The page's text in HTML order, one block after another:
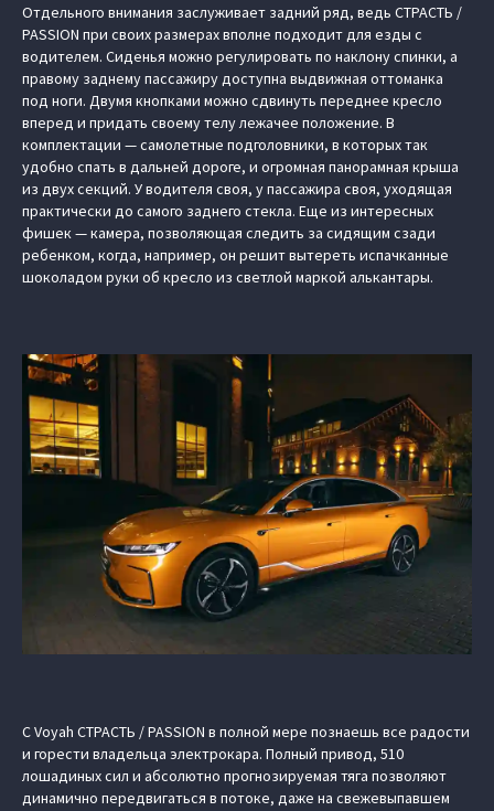
Отдельного внимания заслуживает задний ряд, ведь СТРАСТЬ /
PASSION при своих размерах вполне подходит для езды с
водителем. Сиденья можно регулировать по наклону спинки, а
правому заднему пассажиру доступна выдвижная оттоманка
под ноги. Двумя кнопками можно сдвинуть переднее кресло
вперед и придать своему телу лежачее положение. В
комплектации — самолетные подголовники, в которых так
удобно спать в дальней дороге, и огромная панорамная крыша
из двух секций. У водителя своя, у пассажира своя, уходящая
практически до самого заднего стекла. Еще из интересных
фишек — камера, позволяющая следить за сидящим сзади
ребенком, когда, например, он решит вытереть испачканные
шоколадом руки об кресло из светлой маркой алькантары.
С Voyah СТРАСТЬ / PASSION в полной мере познаешь все радости
и горести владельца электрокара. Полный привод, 510
лошадиных сил и абсолютно прогнозируемая тяга позволяют
динамично передвигаться в потоке, даже на свежевыпавшем